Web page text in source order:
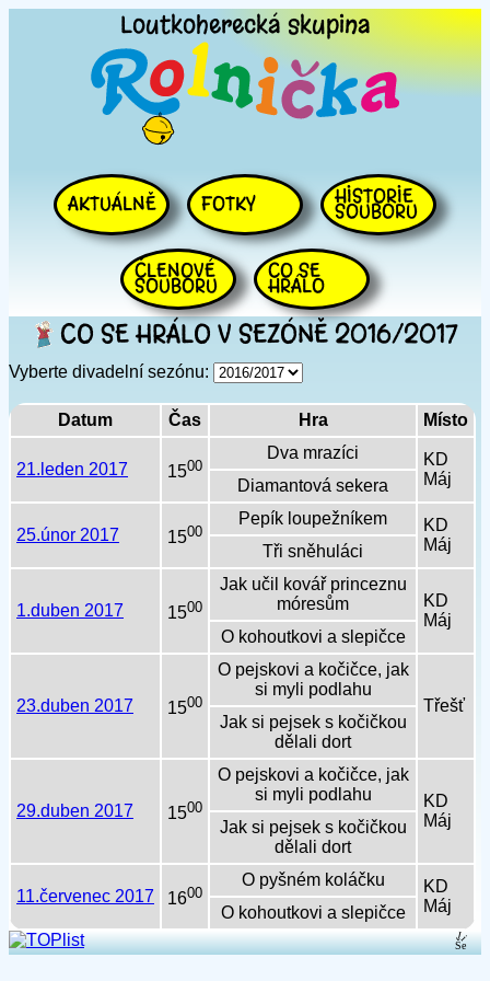
Loutkoherecká skupina
AKTUÁLNĚ FOTKY HISTORIE
SOUBORU
ČLENOVÉ
SOUBORU
CO SE
HRÁLO
CO SE HRÁLO V SEZÓNĚ 2016/2017
Vyberte divadelní sezónu:
Datum Čas Hra Místo
21.leden 2017 1500
Dva mrazíci
KD
Máj
Diamantová sekera
25.únor 2017 1500
Pepík loupežníkem
KD
Máj
Tři sněhuláci
1.duben 2017 1500
Jak učil kovář princeznu
móresům
KD
Máj
O kohoutkovi a slepičce
23.duben 2017 1500
O pejskovi a kočičce, jak
si myli podlahu
Třešť
Jak si pejsek s kočičkou
dělali dort
29.duben 2017 1500
O pejskovi a kočičce, jak
si myli podlahu
KD
Máj
Jak si pejsek s kočičkou
dělali dort
11.červenec 2017 1600
O pyšném koláčku
KD
Máj
O kohoutkovi a slepičce